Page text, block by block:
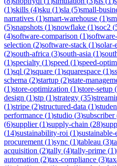
(1)skills (4)sku (1)sla (5)small-
narratives (1)smart-warehouse (1)
(5)snapshots (1)snowflake (1)soc2 (
(4)software-comparison (1)
selection (2)software-stack (1)solar-
(2)south-africa (3)south-asia (1)
(1)specialty (1)speed (1)speed-
(1)sql (2)square (1)squarespace (1)
schema (2)startup (2)state-
(1)store-optimization (1)store-setup (
design (1)stp (1)strategy (35)
(1)stripe (2)structured-data (1)
performance (1)studio (3)subscriber
(6)supplier(1)supply-chain (28)
(14)sustainability-roi (1)
procurement (1)sync (1)tableau (3)
acquisition (2)tally (4)tally-prime (1)
automation (2)tax-compliance (3)